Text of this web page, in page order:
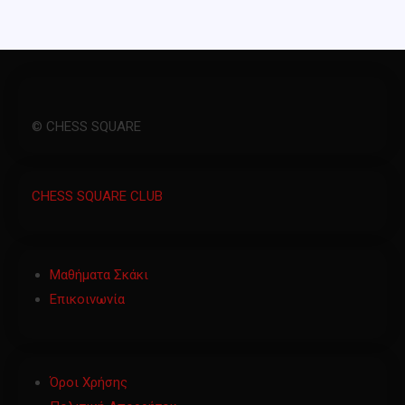
© CHESS SQUARE
CHESS SQUARE CLUB
Μαθήματα Σκάκι
Επικοινωνία
Όροι Χρήσης